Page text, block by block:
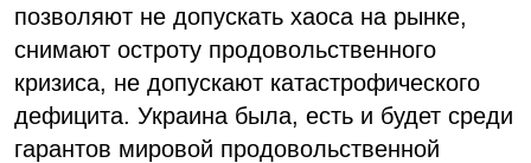
позволяют не допускать хаоса на рынке,
снимают остроту продовольственного
кризиса, не допускают катастрофического
дефицита. Украина была, есть и будет среди
гарантов мировой продовольственной